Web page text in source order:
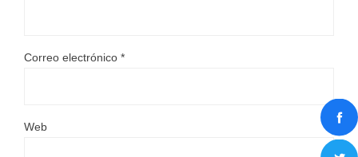
Correo electrónico *
Web